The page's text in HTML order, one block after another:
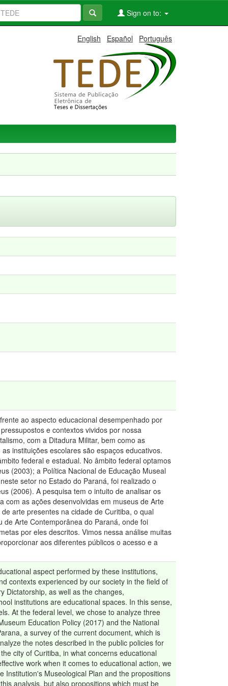
Sign on to:
English Español Português
ao aspecto educacional desempenhado por
e contextos vividos por nossa
com a Ditadura Militar, bem como as
instituições escolares são espaços educativos.
federal e estadual. No âmbito federal optamos
(2003); a Política Nacional de Educação Museal
setor no Estado do Paraná, foi realizado o
(2006). A pesquisa tem o intuito de analisar os
com as ações desenvolvidas em museus de Arte
arte presentes na cidade de Curitiba, o qual
Arte Contemporânea do Paraná, onde foi
por eles descritos. Vimos nessa análise muitas
aos diferentes públicos o acesso e a
aspect performed by these institutions,
contexts experienced by our society in the field of
Dictatorship, as well as the changes,
institutions are educational spaces. In this sense,
At the federal level, we chose to analyze three
Education Policy (2017) and the National
a survey of the current document, which is
the notes described in the public policies for
city of Curitiba, in what concerns educational
work when it comes to educational action, we
Museological Plan and the propositions
analysis, but also propositions which must be